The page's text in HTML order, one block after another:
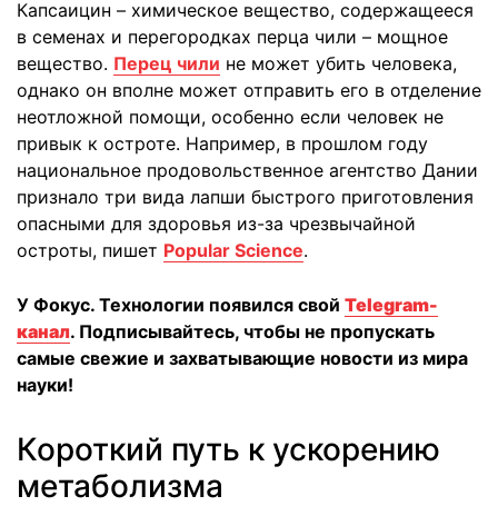
Капсаицин – химическое вещество, содержащееся
в семенах и перегородках перца чили – мощное
вещество. Перец чили не может убить человека,
однако он вполне может отправить его в отделение
неотложной помощи, особенно если человек не
привык к остроте. Например, в прошлом году
национальное продовольственное агентство Дании
признало три вида лапши быстрого приготовления
опасными для здоровья из-за чрезвычайной
остроты, пишет Popular Science.
У Фокус. Технологии появился свой Telegram-
канал. Подписывайтесь, чтобы не пропускать
самые свежие и захватывающие новости из мира
науки!
Короткий путь к ускорению
метаболизма